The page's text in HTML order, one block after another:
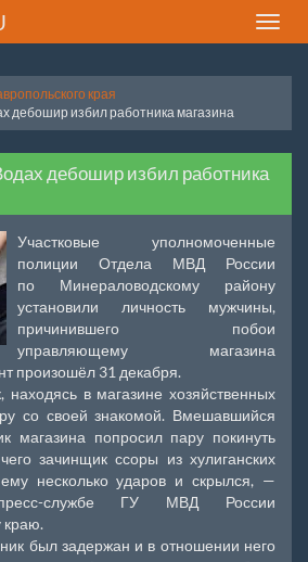
Toggle
края
дебошир избил работника магазина
дебошир избил работника
Участковые уполномоченные
полиции Отдела МВД России
по Минераловодскому району
установили личность мужчины,
причинившего побои
управляющему магазина
произошёл 31 декабря.
в магазине хозяйственных
со своей знакомой. Вмешавшийся
магазина попросил пару покинуть
зачинщик ссоры из хулиганских
несколько ударов и скрылся, —
службе ГУ МВД России
краю.
был задержан и в отношении него